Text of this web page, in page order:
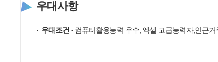
우대사항
우대조건 - 컴퓨터활용능력 우수, 엑셀 고급능력자,인근거